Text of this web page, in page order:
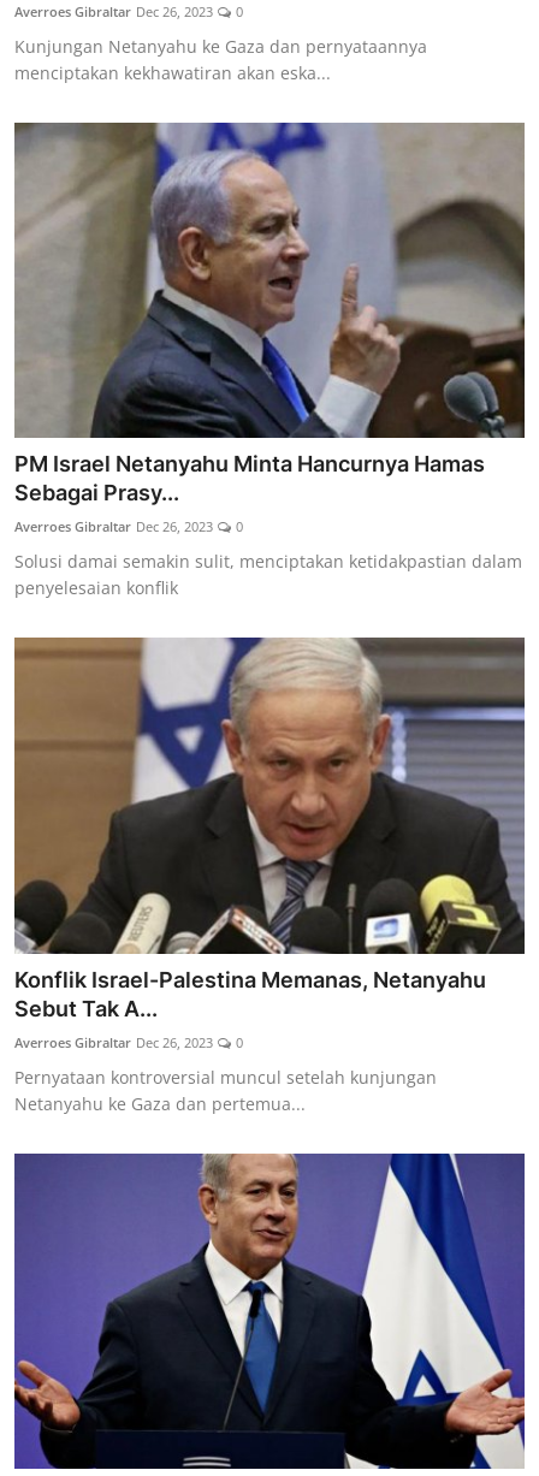
Averroes Gibraltar Dec 26, 2023 0
Kunjungan Netanyahu ke Gaza dan pernyataannya
menciptakan kekhawatiran akan eska...
PM Israel Netanyahu Minta Hancurnya Hamas
Sebagai Prasy...
Averroes Gibraltar Dec 26, 2023 0
Solusi damai semakin sulit, menciptakan ketidakpastian dalam
penyelesaian konflik
Konflik Israel-Palestina Memanas, Netanyahu
Sebut Tak A...
Averroes Gibraltar Dec 26, 2023 0
Pernyataan kontroversial muncul setelah kunjungan
Netanyahu ke Gaza dan pertemua...